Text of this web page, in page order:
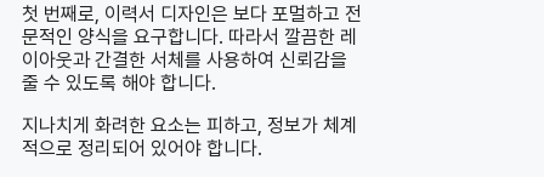
첫 번째로, 이력서 디자인은 보다 포멀하고 전
문적인 양식을 요구합니다. 따라서 깔끔한 레
이아웃과 간결한 서체를 사용하여 신뢰감을
줄 수 있도록 해야 합니다.
지나치게 화려한 요소는 피하고, 정보가 체계
적으로 정리되어 있어야 합니다.